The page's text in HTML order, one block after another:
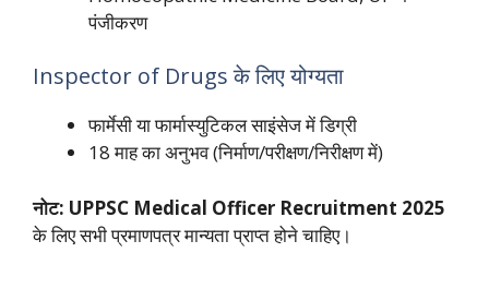
पंजीकरण
Inspector of Drugs के लिए योग्यता
फार्मेसी या फार्मास्युटिकल साइंसेज में डिग्री
18 माह का अनुभव (निर्माण/परीक्षण/निरीक्षण में)
नोट: UPPSC Medical Officer Recruitment 2025
के लिए सभी प्रमाणपत्र मान्यता प्राप्त होने चाहिए।